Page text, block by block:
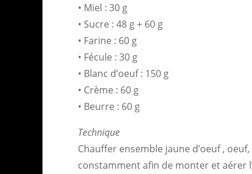
• Miel : 30 g
• Sucre : 48 g + 60 g
• Farine : 60 g
• Fécule : 30 g
• Blanc d’oeuf : 150 g
• Crème : 60 g
• Beurre : 60 g
Technique
Chauffer ensemble jaune d’oeuf ,
constamment afin de monter et aérer